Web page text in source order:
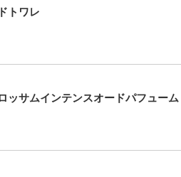
トワレ
ッサムインテンスオードパフューム